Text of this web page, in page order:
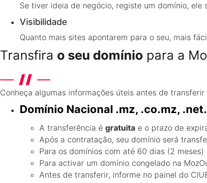
Se tiver ideia de negócio, registe um domínio, ele
Visibilidade
Quanto mais sites apontarem para o seu, mais
Transfira o seu domínio para a
Conheça algumas informações úteis antes de transferir
Domínio Nacional .mz, .co.mz,
A transferência é gratuita e o prazo de
Após a contratação, seu domínio será
Para os domínios com até 60 dias (2
Para activar um domínio congelado na
Antes de transferir, informe no painel do